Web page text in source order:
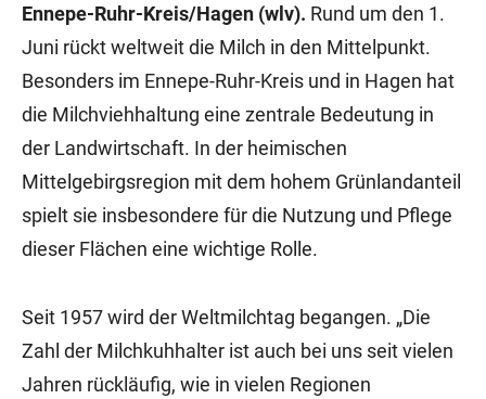
Ennepe-Ruhr-Kreis/Hagen (wlv). Rund um den 1.
Juni rückt weltweit die Milch in den Mittelpunkt.
Besonders im Ennepe-Ruhr-Kreis und in Hagen hat
die Milchviehhaltung eine zentrale Bedeutung in
der Landwirtschaft. In der heimischen
Mittelgebirgsregion mit dem hohem Grünlandanteil
spielt sie insbesondere für die Nutzung und Pflege
dieser Flächen eine wichtige Rolle.
Seit 1957 wird der Weltmilchtag begangen. „Die
Zahl der Milchkuhhalter ist auch bei uns seit vielen
Jahren rückläufig, wie in vielen Regionen